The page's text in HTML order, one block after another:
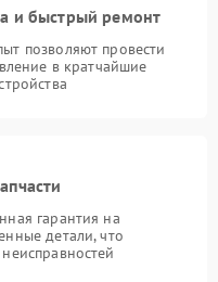
и быстрый ремонт
позволяют провести
в кратчайшие
гарантия на
детали, что